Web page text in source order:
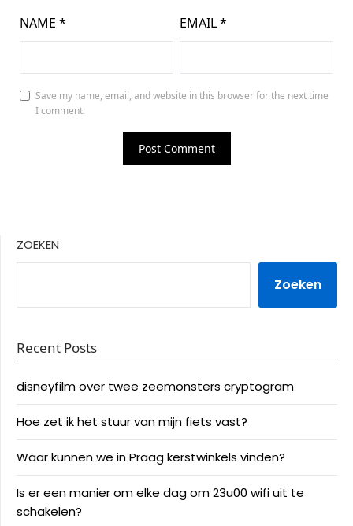
NAME * EMAIL*
Save my name, email, and website in this browser for the next time
I comment.
ZOEKEN
Zoeken
Recent Posts
disneyfilm over twee zeemonsters cryptogram
Hoe zet ik het stuur van mijn fiets vast?
Waar kunnen we in Praag kerstwinkels vinden?
Is er een manier om elke dag om 23u00 wifi uit te
schakelen?